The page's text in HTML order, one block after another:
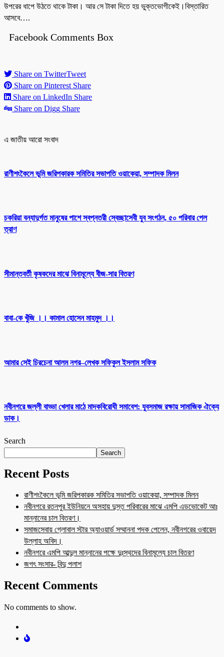
উপরের ধাপে উঠতে থাকে টাকা। আর সে টাকা দিতে হয় ভুক্তভোগীকেই।বিস্তারিত
আসবে….
Facebook Comments Box
Share on TwitterTweet
Share on Pinterest Share
Share on LinkedIn Share
Share on Digg Share
এ জাতীয় আরো সংবাদ
রাণীশংকৈলে ভূমি জরিপকারক সমিতির সভাপতি ওয়াকেয়া, সম্পাদক মিলন
চকরিয়া বন্যাদুর্গত মানুষের পাশে স্বপ্নতরী স্বেচ্ছাসেবী যুব সংগঠন, ৫০ পরিবার পেল
ত্রাণ
সীমান্তবর্তী কৃষকদের মাঝে বিনামূল্যে বীজ-সার বিতরণ
বাবা-কে খুঁজি ।। কামাল হোসেন মাহমুদ ।।
আমার সেই চিরচেনা আলম নগর–লেখক সফিকুল ইসলাম সফিক
নবীনগরে জল্লী বাড্ডা খেলার মাঠে মাদকবিরোধী সমাবেশ: যুবসমাজ রক্ষায় সামাজিক ঐক্যে
ডাক।
Search
Search
Recent Posts
রাণীশংকৈলে ভূমি জরিপকারক সমিতির সভাপতি ওয়াকেয়া, সম্পাদক মিলন
নবীনগরে রতনপুর ইউনিয়নে অসহায় দুস্ত পরিবারের মাঝে এমপি এডভোকেট আঃ
মান্নানের চাল বিতরণ।
সমাজসেবায় গ্লোবাল স্টার অ্যাওয়ার্ড সম্মাননা পদক পেলেন, নবীনগরের ওবায়েদ
উল্লাহ অবিদ।
নবীনগরে এমপি আব্দুল মান্নানের পক্ষে দুঃস্থদের বিনামূল্যে চাল বিতরণ
জগৎ সংসার- বিন্দু পলাশ
Recent Comments
No comments to show.